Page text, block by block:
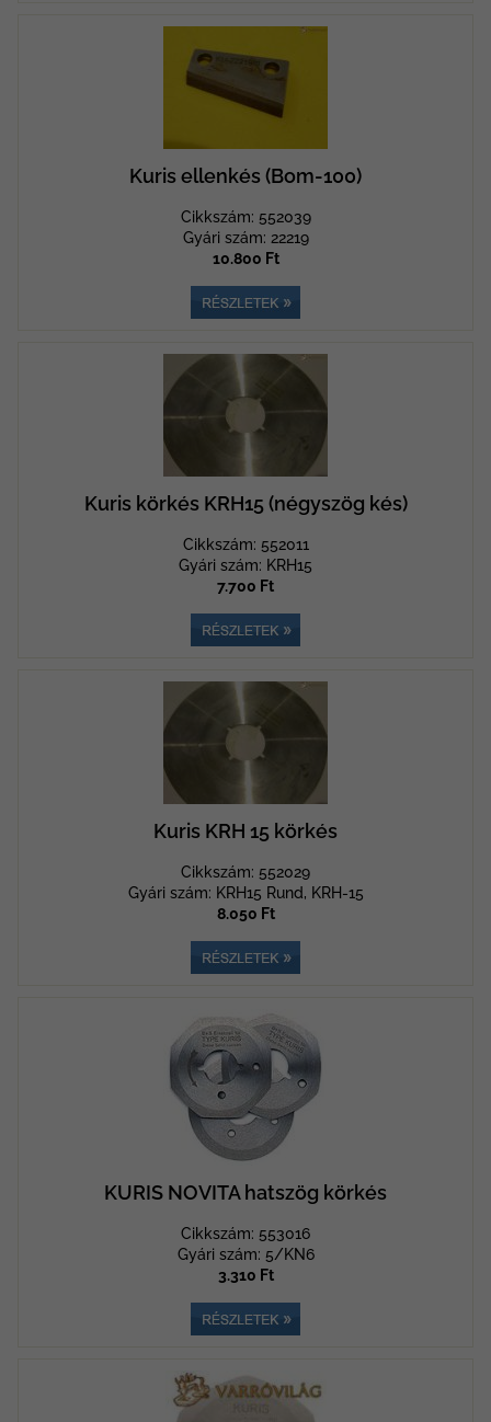
Kuris ellenkés (Bom-100)
Cikkszám: 552039
Gyári szám: 22219
10.800 Ft
Kuris körkés KRH15 (négyszög kés)
Cikkszám: 552011
Gyári szám: KRH15
7.700 Ft
Kuris KRH 15 körkés
Cikkszám: 552029
Gyári szám: KRH15 Rund, KRH-15
8.050 Ft
KURIS NOVITA hatszög körkés
Cikkszám: 553016
Gyári szám: 5/KN6
3.310 Ft